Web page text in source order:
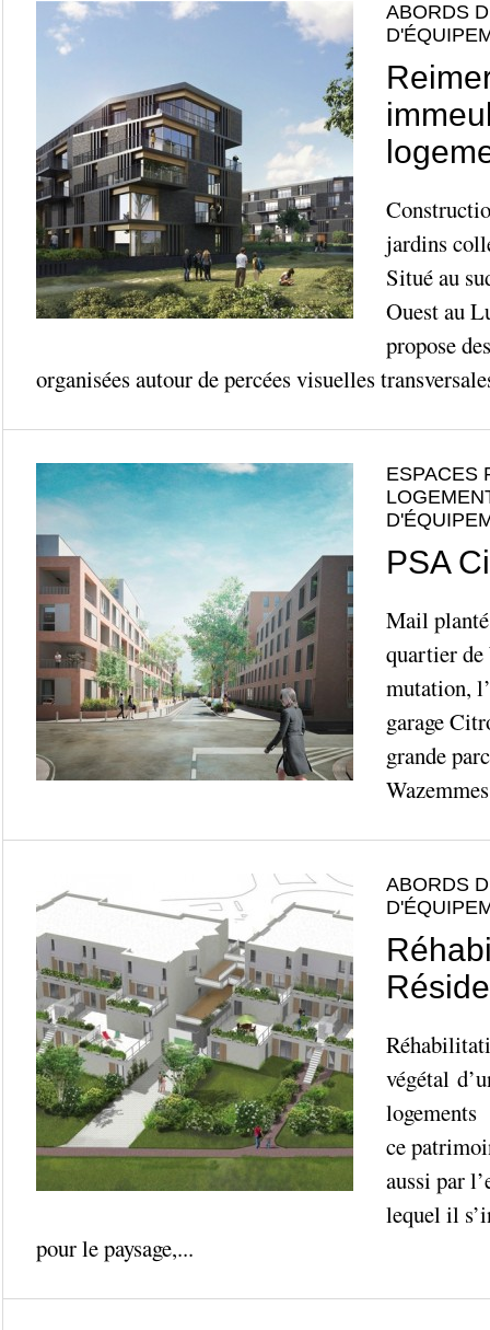
ABORDS
jardins
Situé au
Ouest au
propose
organisées autour de percées visuelles
ESPACES
PSA
Mail
quartier de
mutation,
garage
grande
ABORDS
végétal
ce
aussi par
lequel il
pour le paysage,...